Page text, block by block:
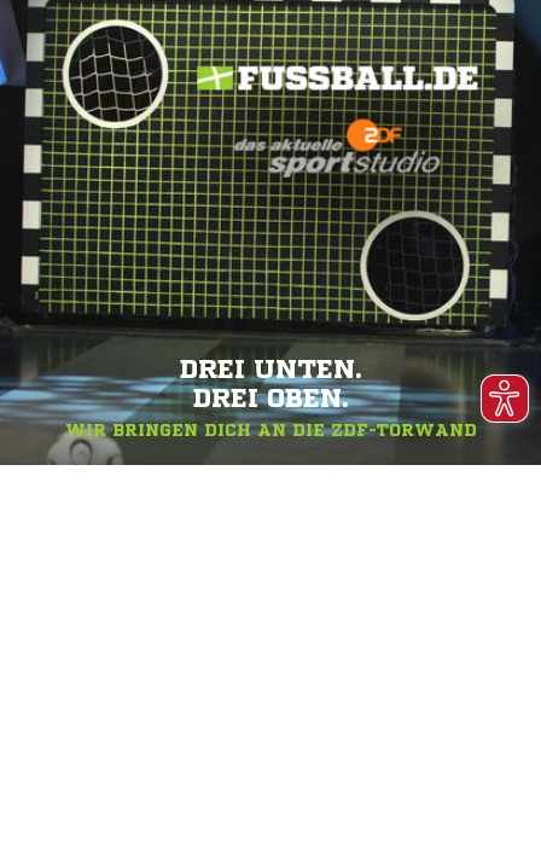
DREI UNTEN.
DREI OBEN.
WIR BRINGEN DICH AN DIE ZDF-TORWAND